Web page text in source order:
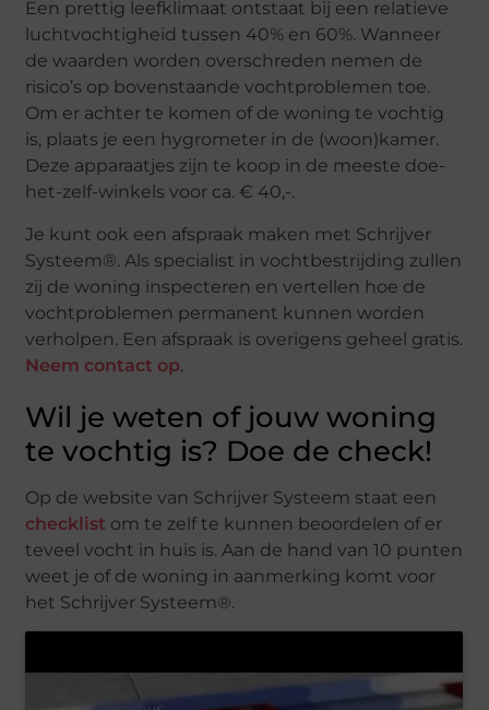
Een prettig leefklimaat ontstaat bij een relatieve
luchtvochtigheid tussen 40% en 60%. Wanneer
de waarden worden overschreden nemen de
risico’s op bovenstaande vochtproblemen toe.
Om er achter te komen of de woning te vochtig
is, plaats je een hygrometer in de (woon)kamer.
Deze apparaatjes zijn te koop in de meeste doe-
het-zelf-winkels voor ca. € 40,-.
Je kunt ook een afspraak maken met Schrijver
Systeem®. Als specialist in vochtbestrijding zullen
zij de woning inspecteren en vertellen hoe de
vochtproblemen permanent kunnen worden
verholpen. Een afspraak is overigens geheel gratis.
Neem contact op.
Wil je weten of jouw woning
te vochtig is? Doe de check!
Op de website van Schrijver Systeem staat een
checklist om te zelf te kunnen beoordelen of er
teveel vocht in huis is. Aan de hand van 10 punten
weet je of de woning in aanmerking komt voor
het Schrijver Systeem®.